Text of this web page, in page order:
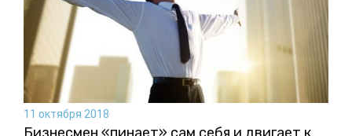
11 октября 2018
Бизнесмен «пинает» сам себя и двигает к